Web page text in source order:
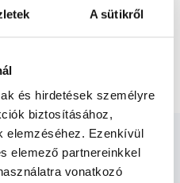
A sütikről
és hirdetések személyre
biztosításához,
elemzéséhez. Ezenkívül
elemező partnereinkkel
vonatkozó